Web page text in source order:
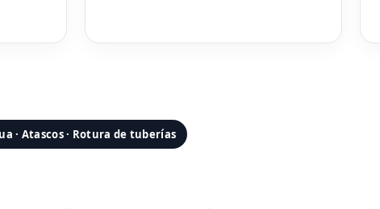
· Atascos · Rotura de tuberías